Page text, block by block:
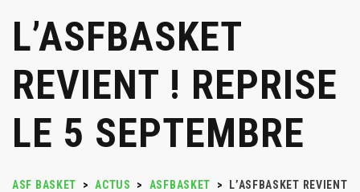
L’ASFBASKET
REVIENT ! REPRISE
LE 5 SEPTEMBRE
ASF BASKET > ACTUS > ASFBASKET >
L’ASFBASKET REVIENT